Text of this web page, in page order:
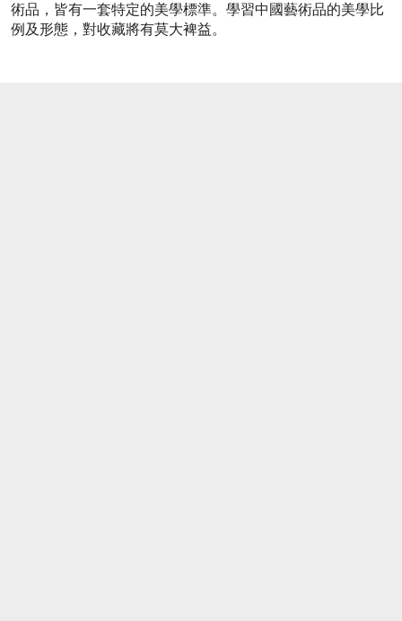
術品，皆有一套特定的美學標準。學習中國藝術品的美學比
例及形態，對收藏將有莫大裨益。